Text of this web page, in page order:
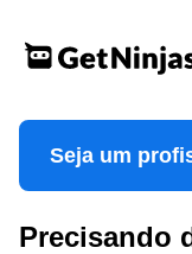
Seja um
Precisando